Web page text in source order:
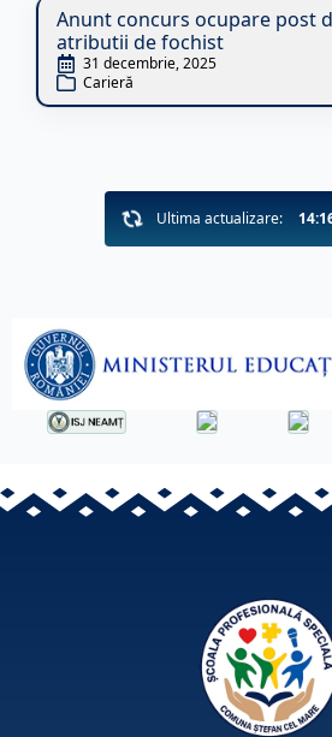
Anunt concurs ocupare post
atributii de fochist
31 decembrie, 2025
Carieră
Ultima actualizare: